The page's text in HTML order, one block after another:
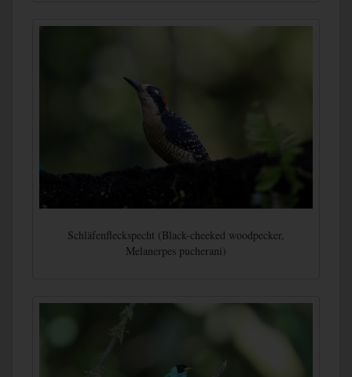
Schläfenfleckspecht (Black-cheeked woodpecker,
Melanerpes pucherani)